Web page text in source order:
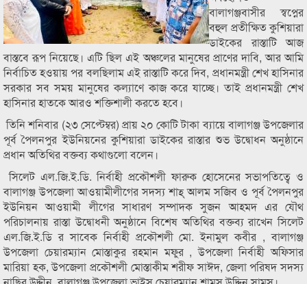
বালাগঞ্জবাসীর স্বপ্নের
বহুল প্রতীক্ষিত কুশিয়ারা
ডাইকের রাস্তাটি আজ
বাস্তবে রূপ নিয়েছে। এটি ছিল এই অঞ্চলের মানুষের প্রাণের দাবি, আর আমি
নির্বাচিত হওয়ায় পর বলছিলাম এই রাস্তাটি করে দিব, প্রধানমন্ত্রী শেখ হাসিনার
সরকার সব সময় মানুষের কল্যাণে কাজ করে যাচ্ছে। তাই প্রধানমন্ত্রী শেখ
হাসিনার হাতকে আরও শক্তিশালী করতে হবে।
তিনি শনিবার (২৩ সেপ্টেম্বর) প্রায় ২০ কোটি টাকা ব্যায়ে বালাগঞ্জ উপজেলার
পূর্ব পৈলনপুর ইউনিয়নের কুশিয়ারা ডাইকের রাস্তার শুভ উদ্বোধন অনুষ্ঠানে
প্রধান অতিথির বক্তব্য কথাগুলো বলেন।
সিলেট এল.জি.ই.ডি. নির্বাহী প্রকৌশলী ফারুক হোসেনের সভাপতিত্বে ও
বালাগঞ্জ উপজেলা আওয়ামীলীগের সদস্য শাহ্ আলম সজিব ও পূর্ব পৈলনপুর
ইউনিয়ন আওয়ামী লীগের সাধারণ সম্পাদক সুজন আহমদ এর যৌথ
পরিচালনায় রাস্তা উদ্বোধনী অনুষ্ঠানে বিশেষ অতিথির বক্তব্য রাখেন সিলেট
এল.জি.ই.ডি র সাবেক নির্বাহী প্রকৌশলী মো. ইনামুল কবীর , বালাগঞ্জ
উপজেলা চেয়ারম্যান মোস্তাকুর রহমান মফুর , উপজেলা নির্বাহী অফিসার
মারিয়া হক, উপজেলা প্রকৌশলী মোস্তাকীম শরীফ সাঈদ, জেলা পরিষদ সদস্য